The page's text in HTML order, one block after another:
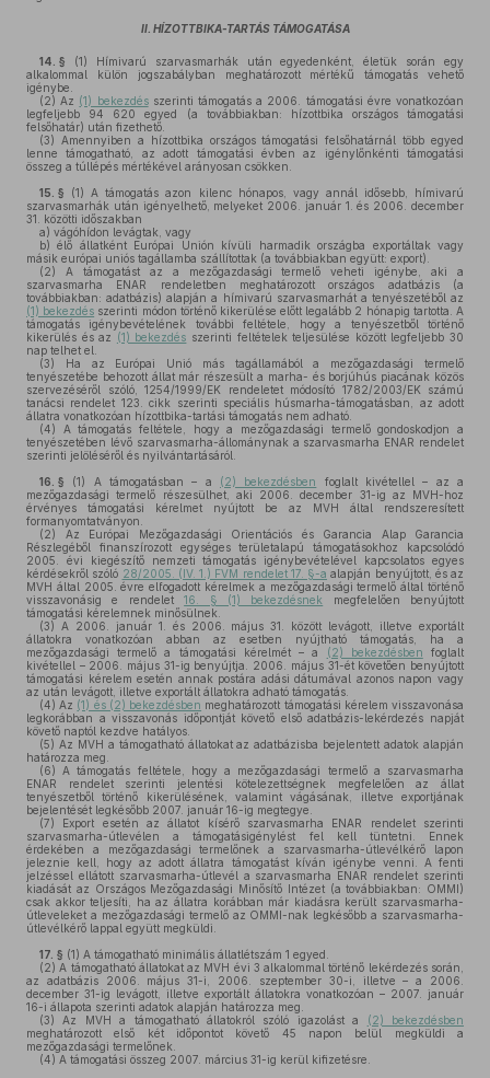
II. HÍZOTTBIKA-TARTÁS TÁMOGATÁSA
14. § (1) Hímivarú szarvasmarhák után egyedenként, életük során egy
alkalommal külön jogszabályban meghatározott mértékű támogatás vehető
igénybe.
(2) Az (1) bekezdésszerinti támogatás a 2006. támogatási évre vonatkozóan
legfeljebb 94 620 egyed (a továbbiakban: hízottbika országos támogatási
felsőhatár) után fizethető.
(3) Amennyiben a hízottbika országos támogatási felsőhatárnál több egyed
lenne támogatható, az adott támogatási évben az igénylőnkénti támogatási
összeg a túllépés mértékével arányosan csökken.
15. § (1) A támogatás azon kilenc hónapos, vagy annál idősebb, hímivarú
szarvasmarhák után igényelhető, melyeket 2006. január 1. és 2006. december
31. közötti időszakban
a) vágóhídon levágtak, vagy
b) élő állatként Európai Unión kívüli harmadik országba exportáltak vagy
másik európai uniós tagállamba szállítottak (a továbbiakban együtt: export).
(2) A támogatást az a mezőgazdasági termelő veheti igénybe, aki a
szarvasmarha ENAR rendeletben meghatározott országos adatbázis (a
továbbiakban: adatbázis) alapján a hímivarú szarvasmarhát a tenyészetéből az
(1) bekezdés szerinti módon történő kikerülése előtt legalább 2 hónapig tartotta. A
támogatás igénybevételének további feltétele, hogy a tenyészetből történő
kikerülés és az (1) bekezdés szerinti feltételek teljesülése között legfeljebb 30
nap telhet el.
(3) Ha az Európai Unió más tagállamából a mezőgazdasági termelő
tenyészetébe behozott állat már részesült a marha- és borjúhús piacának közös
szervezéséről szóló, 1254/1999/EK rendeletet módosító 1782/2003/EK számú
tanácsi rendelet 123. cikk szerinti speciális húsmarha-támogatásban, az adott
állatra vonatkozóan hízottbika-tartási támogatás nem adható.
(4) A támogatás feltétele, hogy a mezőgazdasági termelő gondoskodjon a
tenyészetében lévő szarvasmarha-állománynak a szarvasmarha ENAR rendelet
szerinti jelöléséről és nyilvántartásáról.
16. § (1) A támogatásban – a (2) bekezdésben
foglalt kivétellel – az a
mezőgazdasági termelő részesülhet, aki 2006. december 31-ig az MVH-hoz
érvényes támogatási kérelmet nyújtott be az MVH által rendszeresített
formanyomtatványon.
(2) Az Európai Mezőgazdasági Orientációs és Garancia Alap Garancia
Részlegéből finanszírozott egységes területalapú támogatásokhoz kapcsolódó
2005. évi kiegészítő nemzeti támogatás igénybevételével kapcsolatos egyes
kérdésekről szóló 28/2005. (IV. 1.) FVM rendelet 17. §-a alapján benyújtott, és az
MVH által 2005. évre elfogadott kérelmek a mezőgazdasági termelő által történő
visszavonásig e rendelet16. § (1) bekezdésnek
megfelelően benyújtott
támogatási kérelemnek minősülnek.
(3) A 2006. január 1. és 2006. május 31. között levágott, illetve exportált
állatokra vonatkozóan abban az esetben nyújtható támogatás, ha a
mezőgazdasági termelő a támogatási kérelmét – a
(2) bekezdésben foglalt
kivétellel – 2006. május 31-ig benyújtja. 2006. május 31-ét követően benyújtott
támogatási kérelem esetén annak postára adási dátumával azonos napon vagy
az után levágott, illetve exportált állatokra adható támogatás.
(4) Az (1) és (2) bekezdésben meghatározott támogatási kérelem visszavonása
legkorábban a visszavonás időpontját követő első adatbázis-lekérdezés napját
követő naptól kezdve hatályos.
(5) Az MVH a támogatható állatokat az adatbázisba bejelentett adatok alapján
határozza meg.
(6) A támogatás feltétele, hogy a mezőgazdasági termelő a szarvasmarha
ENAR rendelet szerinti jelentési kötelezettségnek megfelelően az állat
tenyészetből történő kikerülésének, valamint vágásának, illetve exportjának
bejelentését legkésőbb 2007. január 16-ig megtegye.
(7) Export esetén az állatot kísérő szarvasmarha ENAR rendelet szerinti
szarvasmarha-útlevélen a támogatásigénylést fel kell tüntetni. Ennek
érdekében a mezőgazdasági termelőnek a szarvasmarha-útlevélkérő lapon
jeleznie kell, hogy az adott állatra támogatást kíván igénybe venni. A fenti
jelzéssel ellátott szarvasmarha-útlevél a szarvasmarha ENAR rendelet szerinti
kiadását az Országos Mezőgazdasági Minősítő Intézet (a továbbiakban: OMMI)
csak akkor teljesíti, ha az állatra korábban már kiadásra került szarvasmarha-
útleveleket a mezőgazdasági termelő az OMMI-nak legkésőbb a szarvasmarha-
útlevélkérő lappal együtt megküldi.
17. § (1) A támogatható minimális állatlétszám 1 egyed.
(2) A támogatható állatokat az MVH évi 3 alkalommal történő lekérdezés során,
az adatbázis 2006. május 31-i, 2006. szeptember 30-i, illetve – a 2006.
december 31-ig levágott, illetve exportált állatokra vonatkozóan – 2007. január
16-i állapota szerinti adatok alapján határozza meg.
(3) Az MVH a támogatható állatokról szóló igazolást a
(2) bekezdésben
meghatározott első két időpontot követő 45 napon belül megküldi a
mezőgazdasági termelőnek.
(4) A támogatási összeg 2007. március 31-ig kerül kifizetésre.